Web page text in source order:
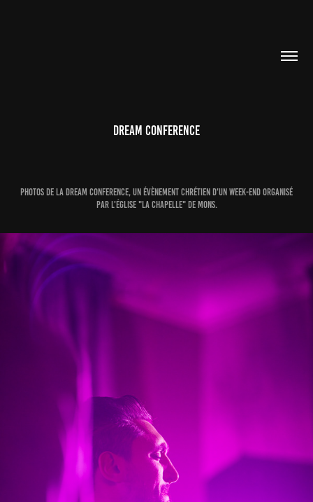
DREAM CONFERENCE
Photos de la Dream Conference, un évènement chrétien d'un week-end organisé
par l'église "La Chapelle" de Mons.